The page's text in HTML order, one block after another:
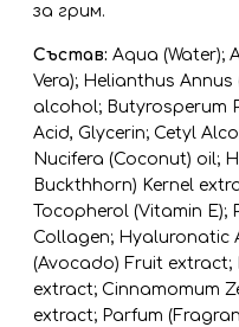
за грим.
Състав: Aqua (Water);
Vera); Helianthus Annus
alcohol; Butyrosperum
Acid, Glycerin; Cetyl
Nucifera (Coconut) oil;
Buckthhorn) Kernel
Tocopherol (Vitamin E);
Collagen; Hyaluronatic
(Avocado) Fruit extract;
extract; Cinnamomum
extract; Parfum